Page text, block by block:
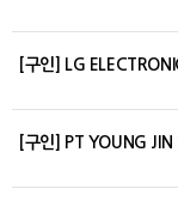
[구인] LG
[구인] PT YOUNG